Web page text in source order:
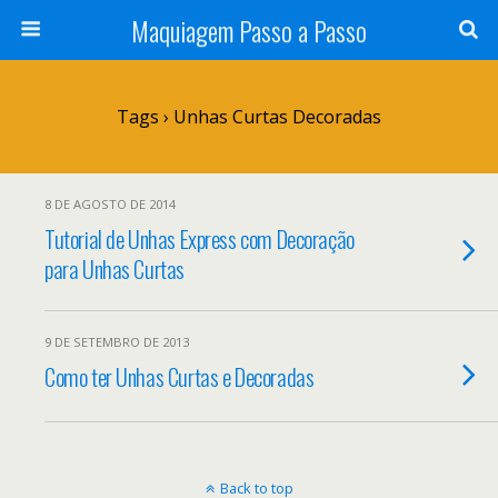
Maquiagem Passo a Passo
Tags › Unhas Curtas Decoradas
8 DE AGOSTO DE 2014
Tutorial de Unhas Express com Decoração
para Unhas Curtas
9 DE SETEMBRO DE 2013
Como ter Unhas Curtas e Decoradas
Back to top